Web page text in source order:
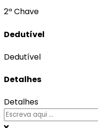
2ª Chave
Dedutível
Dedutível
Detalhes
Detalhes